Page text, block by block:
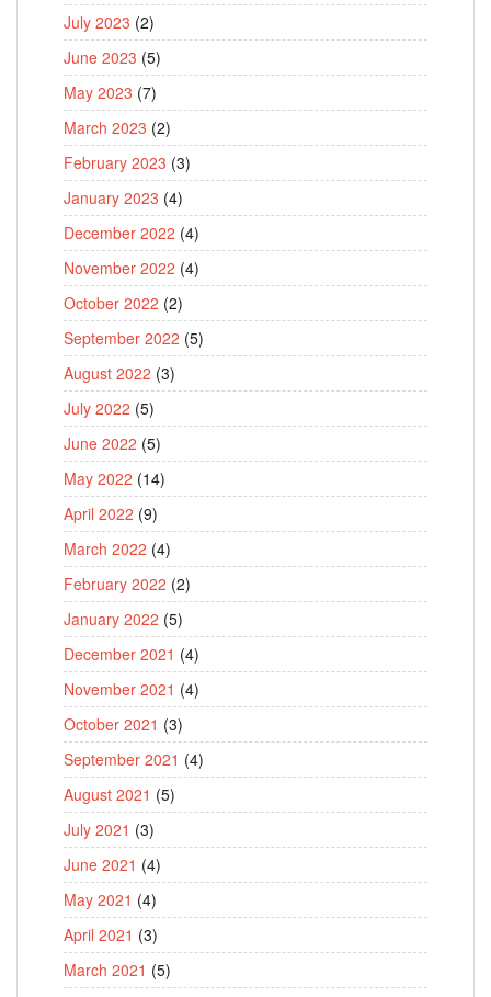
July 2023 (2)
June 2023 (5)
May 2023 (7)
March 2023 (2)
February 2023 (3)
January 2023 (4)
December 2022 (4)
November 2022 (4)
October 2022 (2)
September 2022 (5)
August 2022 (3)
July 2022 (5)
June 2022 (5)
May 2022 (14)
April 2022 (9)
March 2022 (4)
February 2022 (2)
January 2022 (5)
December 2021 (4)
November 2021 (4)
October 2021 (3)
September 2021 (4)
August 2021 (5)
July 2021 (3)
June 2021 (4)
May 2021 (4)
April 2021 (3)
March 2021 (5)